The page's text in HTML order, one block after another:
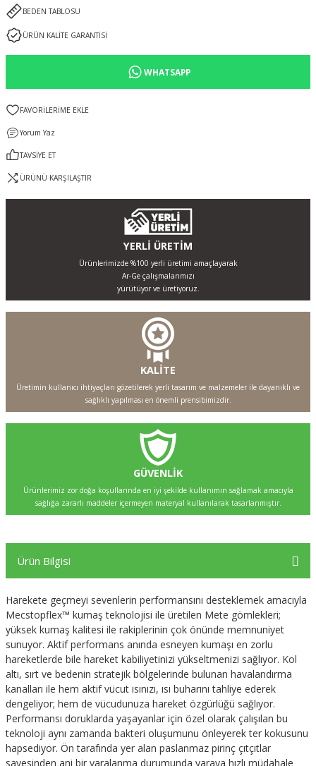
BEDEN TABLOSU
ÜRÜN KALİTE GARANTİSİ
WHATSAPP
Yorum Yaz
TAVSİYE ET
ÜRÜNÜ KARŞILAŞTIR
YERLİ ÜRETİM
Ürünlerimizde %100 yerli üretimi amaçlayarak
Ar-Ge çalışmalarımızı
yürütüyor ve üretiyoruz.
KALİTE
Üretimin kullanıcı ihtiyaçları gözetilerek yerli tasarım ve malzemeler ile dayanıklı ve
sağlıklı yapılması en önemli prensibimizdir.
GÜVENLİK
Ürünlerimiz zor doğa koşullarında en iyi şekilde kullanımın sağlamak amacıyla
sağlığa zararlı maddeler içermeyen materyal kullanılarak tasarlanmıştır.
Ürün Bilgisi
Harekete geçmeyi sevenlerin performansını desteklemek amacıyla
Mecstopflex™ kumaş teknolojisi ile üretilen Mete gömlekleri;
yüksek kumaş kalitesi ile rakiplerinin çok önünde memnuniyet
sunuyor. Aktif performans anında esneyen kumaşı en zorlu
hareketlerde bile hareket kabiliyetinizi yükseltmenizi sağlıyor. Kol
altı, sırt ve bedenin stratejik bölgelerinde bulunan havalandırma
kanalları ile hem aktif vücut ısınızı, ısı buharını tahliye ederek
dengeliyor; hem de vücudunuza hareket özgürlüğü sağlıyor.
Performansı doruklarda yaşayanlar için özel olarak çalışılan bu
teknoloji aynı zamanda bakteri oluşumunu önleyerek ter kokusunu
hapsediyor. Ön tarafında yer alan paslanmaz pirinç çıtçıtlar
sayesinden ani bir yaralanma durumunda yaraya hızlı müdahale